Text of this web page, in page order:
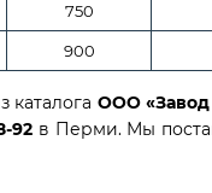
750
900
ООО «Завод
92в Перми. Мы